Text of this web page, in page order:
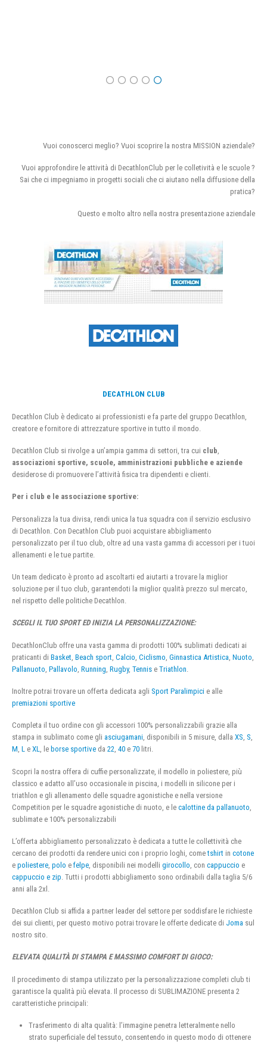
Vuoi conoscerci meglio? Vuoi scoprire la nostra MISSION aziendale?
Vuoi approfondire le attività di DecathlonClub per le colletività e le scuole ?
Sai che ci impegniamo in progetti sociali che ci aiutano nella diffusione della
pratica?
Questo e molto altro nella nostra presentazione aziendale
DECATHLON CLUB
Decathlon Club è dedicato ai professionisti e fa parte del gruppo Decathlon,
creatore e fornitore di attrezzature sportive in tutto il mondo.
Decathlon Club si rivolge a un’ampia gamma di settori, tra cui club
associazioni sportive, scuole, amministrazioni pubbliche e aziende
desiderose di promuovere l’attività fisica tra dipendenti e clienti.
Per i club e le associazione sportive:
Personalizza la tua divisa, rendi unica la tua squadra con il servizio esclusivo
di Decathlon. Con Decathlon Club puoi acquistare abbigliamento
personalizzato per il tuo club, oltre ad una vasta gamma di accessori per i tuoi
allenamenti e le tue partite.
Un team dedicato è pronto ad ascoltarti ed aiutarti a trovare la miglior
soluzione per il tuo club, garantendoti la miglior qualità prezzo sul mercato,
nel rispetto delle politiche Decathlon.
SCEGLI IL TUO SPORT ED INIZIA LA PERSONALIZZAZIONE:
DecathlonClub offre una vasta gamma di prodotti 100% sublimati dedicati ai
praticanti di Basket Beach sport Calcio Ciclismo Ginnastica Artistica Nuoto
Pallanuoto Pallavolo Running Rugby, Tennis e Triathlon
Inoltre potrai trovare un offerta dedicata agli Sport Paralimpici e alle
premiazioni sportive
Completa il tuo ordine con gli accessori 100% personalizzabili grazie alla
stampa in sublimato come gli asciugamani, disponibili in 5 misure, dalla XS, S,
M, L e XL, le borse sportive da 22, 40 e 70 litri.
Scopri la nostra offera di cuffie personalizzate, il modello in poliestere, più
classico e adatto all’uso occasionale in piscina, i modelli in silicone per i
triathlon e gli allenamento delle squadre agonistiche e nella versione
Competition per le squadre agonistiche di nuoto, e le calottine da pallanuoto
sublimate e 100% personalizzabili
L’offerta abbigliamento personalizzato è dedicata a tutte le collettività che
cercano dei prodotti da rendere unici con i proprio loghi, cometshirt in cotone
e poliestere polo e felpe , disponibili nei modelli girocollo , con cappuccio e
cappuccio e zip . Tutti i prodotti abbigliamento sono ordinabili dalla taglia 5/6
anni alla 2xl.
Decathlon Club si affida a partner leader del settore per soddisfare le richieste
dei sui clienti, per questo motivo potrai trovare le offerte dedicate di Joma sul
nostro sito.
ELEVATA QUALITÀ DI STAMPA E MASSIMO COMFORT DI GIOCO:
Il procedimento di stampa utilizzato per la personalizzazione completi club ti
garantisce la qualità più elevata. Il processo di SUBLIMAZIONE presenta 2
caratteristiche principali:
Trasferimento di alta qualità: l’immagine penetra letteralmente nello
strato superficiale del tessuto, consentendo in questo modo di ottenere